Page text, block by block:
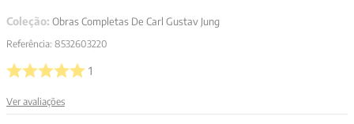
Coleção: Obras Completas De Carl Gustav Jung
Referência: 8532603220
1
Ver avaliações
7